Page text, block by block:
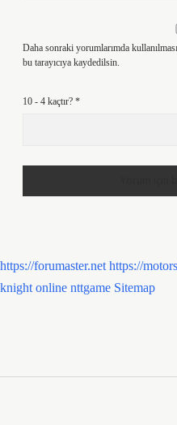
Daha sonraki yorumlarımda
bu tarayıcıya kaydedilsin.
10 - 4 kaçtır? *
https://forumaster.net https://
knight online nttgame Sitemap